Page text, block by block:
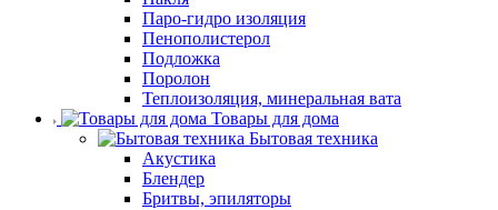
Паро-гидро изоляция
Пенополистерол
Подложка
Поролон
Теплоизоляция, минеральная вата
Товары для дома
Бытовая техника
Акустика
Блендер
Бритвы, эпиляторы